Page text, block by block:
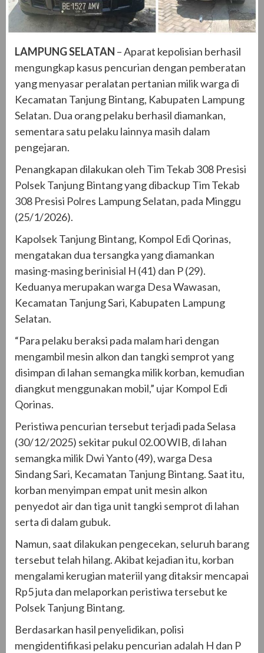
LAMPUNG SELATAN – Aparat kepolisian berhasil
mengungkap kasus pencurian dengan pemberatan
yang menyasar peralatan pertanian milik warga di
Kecamatan Tanjung Bintang, Kabupaten Lampung
Selatan. Dua orang pelaku berhasil diamankan,
sementara satu pelaku lainnya masih dalam
pengejaran.
Penangkapan dilakukan oleh Tim Tekab 308 Presisi
Polsek Tanjung Bintang yang dibackup Tim Tekab
308 Presisi Polres Lampung Selatan, pada Minggu
(25/1/2026).
Kapolsek Tanjung Bintang, Kompol Edi Qorinas,
mengatakan dua tersangka yang diamankan
masing-masing berinisial H (41) dan P (29).
Keduanya merupakan warga Desa Wawasan,
Kecamatan Tanjung Sari, Kabupaten Lampung
Selatan.
“Para pelaku beraksi pada malam hari dengan
mengambil mesin alkon dan tangki semprot yang
disimpan di lahan semangka milik korban, kemudian
diangkut menggunakan mobil,” ujar Kompol Edi
Qorinas.
Peristiwa pencurian tersebut terjadi pada Selasa
(30/12/2025) sekitar pukul 02.00 WIB, di lahan
semangka milik Dwi Yanto (49), warga Desa
Sindang Sari, Kecamatan Tanjung Bintang. Saat itu,
korban menyimpan empat unit mesin alkon
penyedot air dan tiga unit tangki semprot di lahan
serta di dalam gubuk.
Namun, saat dilakukan pengecekan, seluruh barang
tersebut telah hilang. Akibat kejadian itu, korban
mengalami kerugian materiil yang ditaksir mencapai
Rp5 juta dan melaporkan peristiwa tersebut ke
Polsek Tanjung Bintang.
Berdasarkan hasil penyelidikan, polisi
mengidentifikasi pelaku pencurian adalah H dan P